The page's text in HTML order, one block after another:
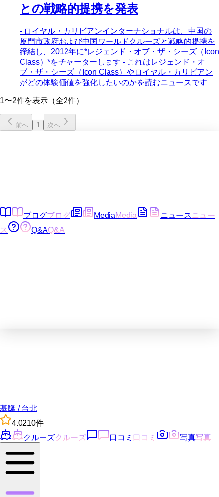
との戦略的提携を発表
- ロイヤル・カリビアンインターナショナルは、中国の
厦門市政府および中国ワールドクルーズと戦略的提携を
締結し、2012年に*レジェンド・オブ・ザ・シーズ（Icon
Class）*をチャーターします - これはレジェンド・オ
ブ・ザ・シーズ（Icon Class）やロイヤル・カリビアン
がどの体験価値を強化したいのかを読むニュースです
1〜2件を表示（全2件）
前へ 1 次へ
ブログブログ MediaMedia ニュース ニュー
ス
Q&AQ&A
基隆 / 台北
4.0210件
クルーズクルーズ 口コミ 口コミ 写真写真